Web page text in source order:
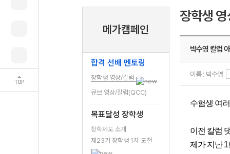
TOP
메가캠페인
합격 선배 멘토링
장학생 영상/칼럼
큐브 영상/칼럼(QCC)
목표달성 장학생
장학제도 소개
제23기 장학생 1차 도전
장학생
박수영 칼럼
이름 : 박수영
수험생 여
이전 칼럼
제가 지난